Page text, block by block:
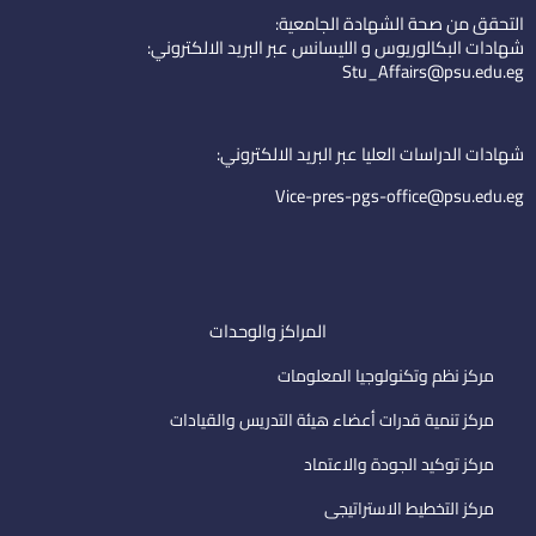
-
e
i
l
u
b
e
d
التحقق من صحة الشهادة الجامعية:
شهادات البكالوريوس و الليسانس عبر البريد الالكتروني:
Stu_Affairs@psu.edu.eg
شهادات الدراسات العليا عبر البريد الالكتروني:
Vice-pres-pgs-office@psu.edu.eg
المراكز والوحدات
مركز نظم وتكنولوجيا المعلومات
مركز تنمية قدرات أعضاء هيئة التدريس والقيادات
مركز توكيد الجودة والاعتماد
مركز التخطيط الاستراتيجى